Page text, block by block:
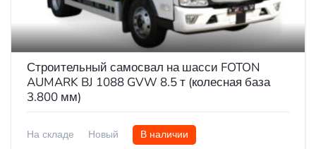
Строительный самосвал на шасси FOTON
AUMARK BJ 1088 GVW 8.5 т (колесная база
3.800 мм)
На складе Новый В наличии